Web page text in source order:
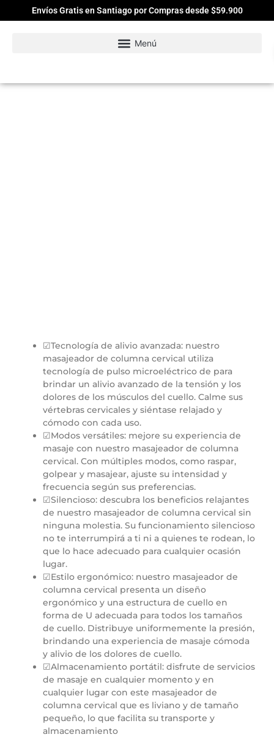
Envíos Gratis en Santiago por Compras desde $59.900
☑Tecnología de alivio avanzada: nuestro
masajeador de columna cervical utiliza
tecnología de pulso microeléctrico de para
brindar un alivio avanzado de la tensión y los
dolores de los músculos del cuello. Calme sus
vértebras cervicales y siéntase relajado y
cómodo con cada uso.
☑Modos versátiles: mejore su experiencia de
masaje con nuestro masajeador de columna
cervical. Con múltiples modos, como raspar,
golpear y masajear, ajuste su intensidad y
frecuencia según sus preferencias.
☑Silencioso: descubra los beneficios relajantes
de nuestro masajeador de columna cervical sin
ninguna molestia. Su funcionamiento silencioso
no te interrumpirá a ti ni a quienes te rodean, lo
que lo hace adecuado para cualquier ocasión
lugar.
☑Estilo ergonómico: nuestro masajeador de
columna cervical presenta un diseño
ergonómico y una estructura de cuello en
forma de U adecuada para todos los tamaños
de cuello. Distribuye uniformemente la presión,
brindando una experiencia de masaje cómoda
y alivio de los dolores de cuello.
☑Almacenamiento portátil: disfrute de servicios
de masaje en cualquier momento y en
cualquier lugar con este masajeador de
columna cervical que es liviano y de tamaño
pequeño, lo que facilita su transporte y
almacenamiento